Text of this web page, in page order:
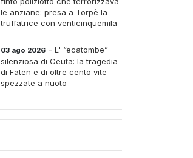
le anziane: presa a Torpè la
truffatrice con venticinquemila
03 ago 2026 - L' “ecatombe”
silenziosa di Ceuta: la tragedia
di Faten e di oltre cento vite
spezzate a nuoto